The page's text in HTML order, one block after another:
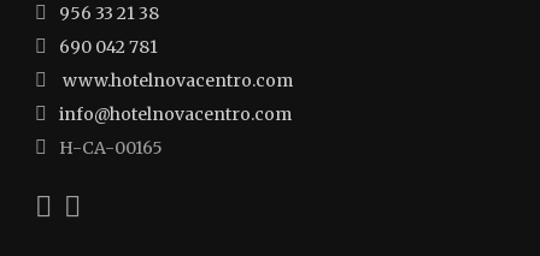
956 33 21 38
690 042 781
www.hotelnovacentro.com
info@hotelnovacentro.com
H-CA-00165